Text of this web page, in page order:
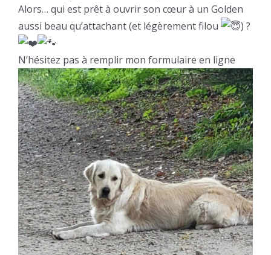
Alors… qui est prêt à ouvrir son cœur à un Golden
aussi beau qu’attachant (et légèrement filou
) ?
N’hésitez pas à remplir mon formulaire en ligne